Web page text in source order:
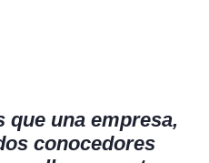
que una empresa,
conocedores